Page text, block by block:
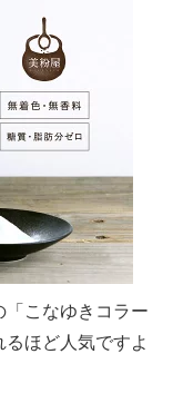
こなゆきコラー
ほど人気ですよ